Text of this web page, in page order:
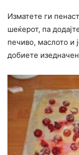
Изматете ги
шеќерот, па
печиво, маслото и
добиете